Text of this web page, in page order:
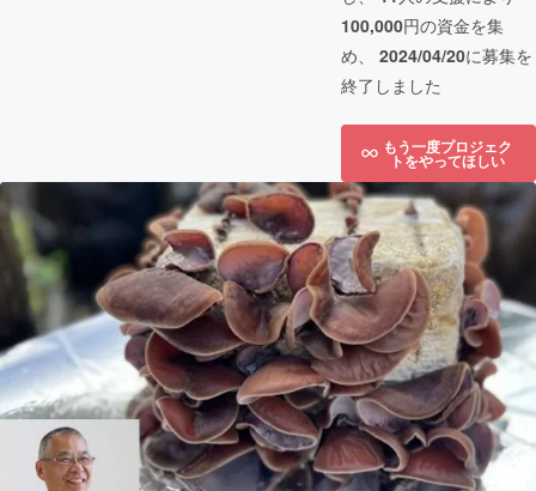
100,000円の資金を集
め、 2024/04/20に募集を
終了しました
もう一度プロジェク
トをやってほしい